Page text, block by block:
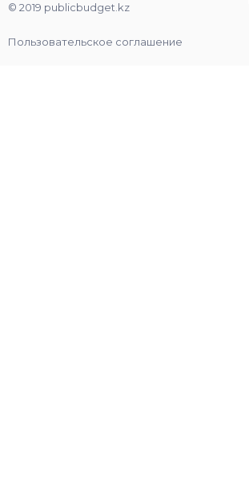
© 2019 publicbudget.kz
Пользовательское соглашение